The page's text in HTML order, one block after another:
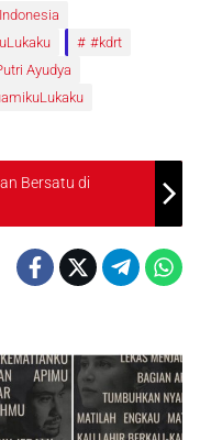
#kdrt
Ayudya
Bersatu di